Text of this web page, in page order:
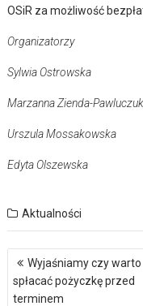
OSiR za możliwość
Organizatorzy
Sylwia Ostrowska
Marzanna Zienda-Pawluczuk
Urszula Mossakowska
Edyta Olszewska
Aktualności
Nawigacja
wpisu
Wyjaśniamy czy warto
spłacać pożyczkę przed
terminem